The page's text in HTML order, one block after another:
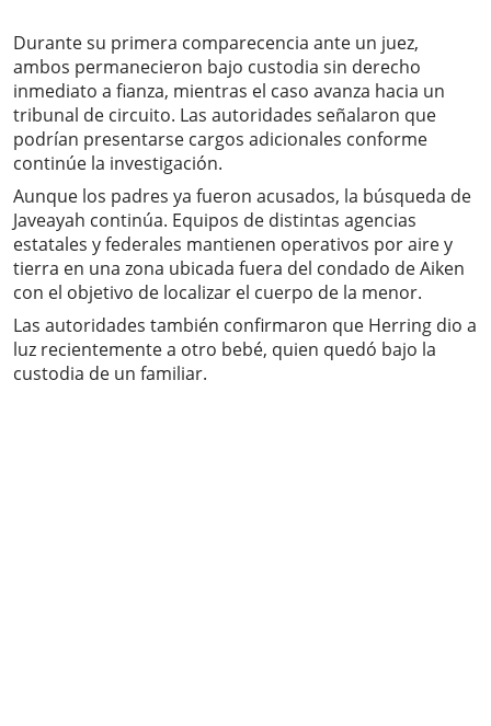
Durante su primera comparecencia ante un juez,
ambos permanecieron bajo custodia sin derecho
inmediato a fianza, mientras el caso avanza hacia un
tribunal de circuito. Las autoridades señalaron que
podrían presentarse cargos adicionales conforme
continúe la investigación.
Aunque los padres ya fueron acusados, la búsqueda de
Javeayah continúa. Equipos de distintas agencias
estatales y federales mantienen operativos por aire y
tierra en una zona ubicada fuera del condado de Aiken
con el objetivo de localizar el cuerpo de la menor.
Las autoridades también confirmaron que Herring dio a
luz recientemente a otro bebé, quien quedó bajo la
custodia de un familiar.